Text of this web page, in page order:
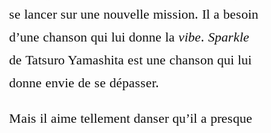
se lancer sur une nouvelle mission. Il a besoin
d’une chanson qui lui donne la vibe. Sparkle
de Tatsuro Yamashita est une chanson qui lui
donne envie de se dépasser.
Mais il aime tellement danser qu’il a presque